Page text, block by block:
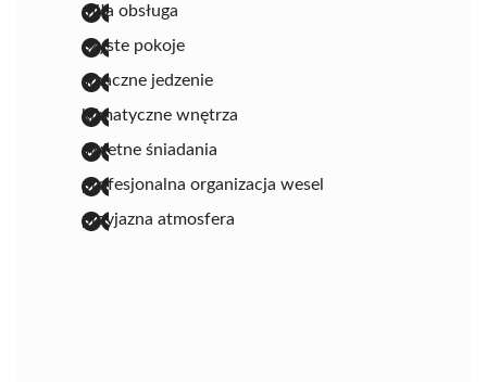
miła obsługa
czyste pokoje
smaczne jedzenie
klimatyczne wnętrza
świetne śniadania
profesjonalna organizacja wesel
przyjazna atmosfera